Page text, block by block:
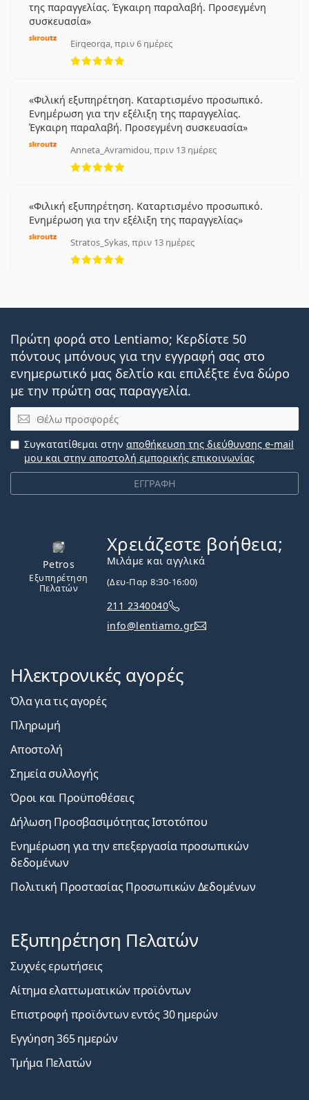
της παραγγελίας. Έγκαιρη παραλαβή. Προσεγμένη
συσκευασία
Eirgeorga, πριν 6 ημέρες
5 αξιολογήσεις από 5
Φιλική εξυπηρέτηση. Καταρτισμένο προσωπικό.
Ενημέρωση για την εξέλιξη της παραγγελίας.
Έγκαιρη παραλαβή. Προσεγμένη συσκευασία
Anneta_Avramidou, πριν 13 ημέρες
5 αξιολογήσεις από 5
Φιλική εξυπηρέτηση. Καταρτισμένο προσωπικό.
Ενημέρωση για την εξέλιξη της παραγγελίας
Stratos_Sykas, πριν 13 ημέρες
5 αξιολογήσεις από 5
Πρώτη φορά στο Lentiamo; Κερδίστε 50
πόντους μπόνους για την εγγραφή σας στο
ενημερωτικό μας δελτίο και επιλέξτε ένα δώρο
με την πρώτη σας παραγγελία.
Email
ΕΓΓΡΑΦΗ
Συγκατατίθεμαι στην αποθήκευση της διεύθυνσης e-mail
μου και στην αποστολή εμπορικής επικοινωνίας
Petros
Εξυπηρέτηση
Πελατών
Χρειάζεστε βοήθεια;
Μιλάμε και αγγλικά
(Δευ-Παρ 8:30-16:00)
211 2340040
info@lentiamo.gr
Ηλεκτρονικές αγορές
Όλα για τις αγορές
Πληρωμή
Αποστολή
Σημεία συλλογής
Όροι και Προϋποθέσεις
Δήλωση Προσβασιμότητας Ιστοτόπου
Ενημέρωση για την επεξεργασία προσωπικών
δεδομένων
Πολιτική Προστασίας Προσωπικών Δεδομένων
Εξυπηρέτηση Πελατών
Συχνές ερωτήσεις
Αίτημα ελαττωματικών προϊόντων
Επιστροφή προϊόντων εντός 30 ημερών
Εγγύηση 365 ημερών
Τμήμα Πελατών